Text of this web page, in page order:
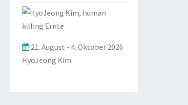
21. August - 4. Oktober 2026
HyoJeong Kim